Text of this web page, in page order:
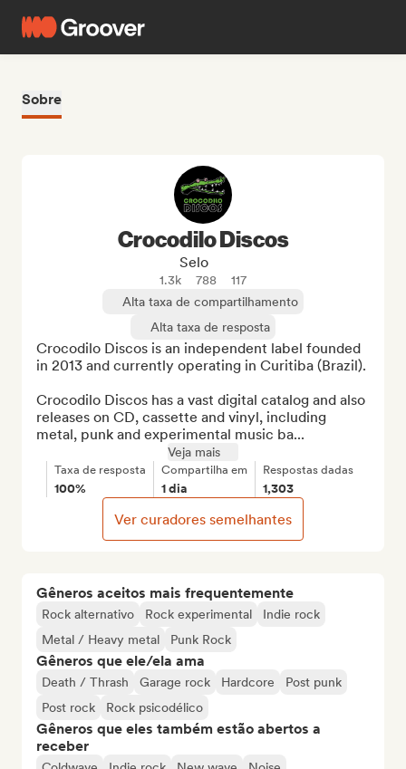
Sobre
Gêneros aceitos mais frequentemente
Rock alternativo Rock experimental
Indie rock
Metal / Heavy metal
Punk Rock
Gêneros que ele/ela ama
Death / Thrash Garage rock Hardcore
Post punk
Post rock
Rock psicodélico
Gêneros que eles também estão abertos a
receber
Crocodilo Discos
Selo
1.3k 788
117
Alta taxa de compartilhamento
Alta taxa de resposta
Crocodilo Discos is an independent label founded
in 2013 and currently operating in Curitiba (Brazil).
Crocodilo Discos has a vast digital catalog and also
releases on CD, cassette and vinyl, including
metal, punk and experimental music ba...
Veja mais
Taxa de resposta
100%
Compartilha em
1 dia
Respostas dadas
1,303
Ver curadores semelhantes